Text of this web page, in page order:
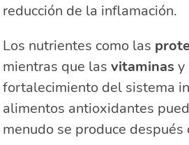
reducción de la inflamación.
Los nutrientes como las
mientras que las vitaminas y
fortalecimiento del sistema
alimentos antioxidantes
menudo se produce después